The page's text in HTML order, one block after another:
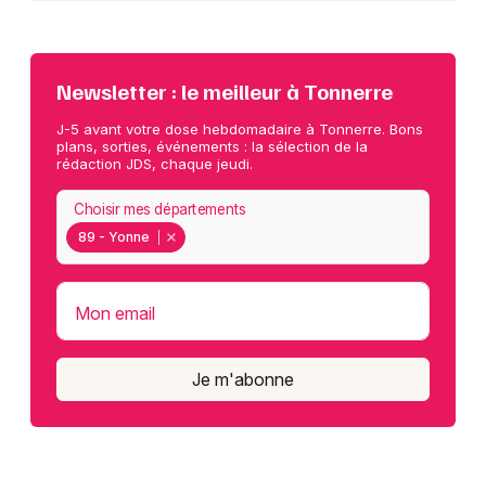
Newsletter : le meilleur à Tonnerre
J-5 avant votre dose hebdomadaire à Tonnerre. Bons
plans, sorties, événements : la sélection de la
rédaction JDS, chaque jeudi.
89 - Yonne
Choisir mes départements
Mon email
Je m'abonne